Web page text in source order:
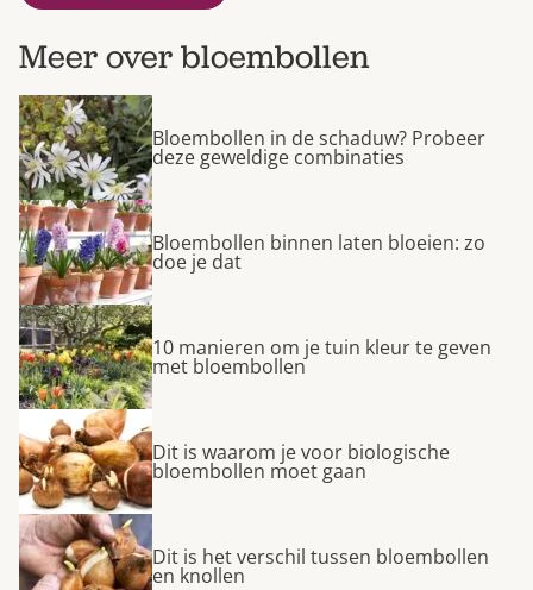
Meer over bloembollen
Bloembollen in de schaduw? Probeer
deze geweldige combinaties
Bloembollen binnen laten bloeien: zo
doe je dat
10 manieren om je tuin kleur te geven
met bloembollen
Dit is waarom je voor biologische
bloembollen moet gaan
Dit is het verschil tussen bloembollen
en knollen